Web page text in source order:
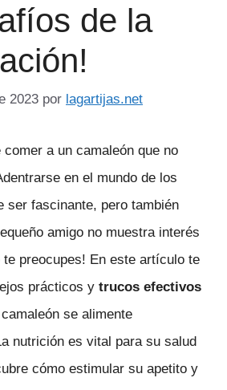
de la
2023 por lagartijas.net
a un camaleón que no
en el mundo de los
ser fascinante, pero también
amigo no muestra interés
te preocupes! En este artículo te
prácticos y trucos efectivos
se alimente
nutrición es vital para su salud
cómo estimular su apetito y